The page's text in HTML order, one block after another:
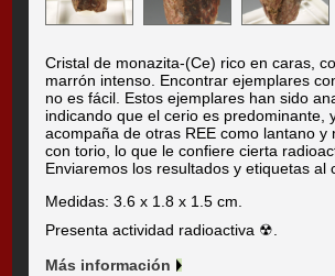
Cristal de monazita-(Ce) rico en caras,
marrón intenso. Encontrar ejemplares
no es fácil. Estos ejemplares han sido
indicando que el cerio es predominante,
acompaña de otras REE como lantano y
con torio, lo que le confiere cierta
Enviaremos los resultados y etiquetas al
Medidas: 3.6 x 1.8 x 1.5 cm.
Presenta actividad radioactiva ☢.
Más información